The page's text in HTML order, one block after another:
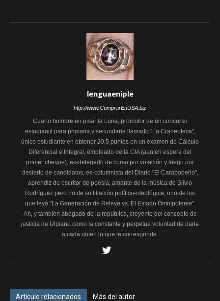
lenguaeniple
http://www.ComprarEnUSA.biz
Cuarto hombre en pisar la Luna, promotor de un concurso
estudiantil para primaria y secundaria llamado "La Craneoteca",
único estudiante en obtener 20,5 puntos en un examen de Cálculo
Diferencial e Integral, empleado de la CIA (aun en espera del
primer cheque), ex-delegado de curso por votación y luego por
desierto de candidatos, ex-columnista del Diario "El Carabobeño",
aprendiz de escritor de poesía, amante de la música de Silvio
Rodríguez pero no de su filiación político-ideológica, uno de los
que leyó "La Generación de Relevo vs. El Estado Omnipotente".
Ah, y también abogado de la república, creyente del concepto de
justicia de Ulpiano como la constante y perpetua voluntad de darle
a cada quien lo que le corresponde.
Artículo relacionados Más del autor